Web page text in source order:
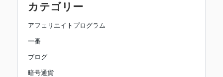
カテゴリー
アフェリエイトプログラム
一番
ブログ
暗号通貨